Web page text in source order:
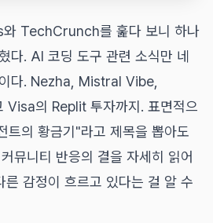
TechCrunch를 훑다 보니 하나
다. AI 코딩 도구 관련 소식만 네
다. Nezha, Mistral Vibe,
의 Replit 투자까지. 표면적으
트의 황금기"라고 제목을 뽑아도
뮤니티 반응의 결을 자세히 읽어
른 감정이 흐르고 있다는 걸 알 수